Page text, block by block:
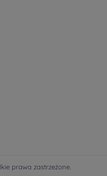
prawa zastrzeżone.